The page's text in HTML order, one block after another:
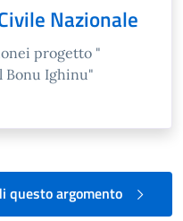
Nazionale
progetto "
Bonu Ighinu"
questo argomento